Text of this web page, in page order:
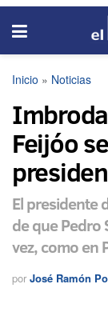
Inicio » Noticias
Feijóo
El presidente
de que Pedro
vez, como en
por José Ramón